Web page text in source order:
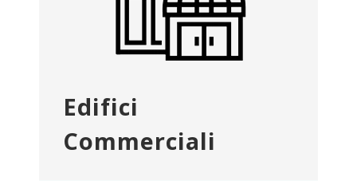
Edifici
Commerciali